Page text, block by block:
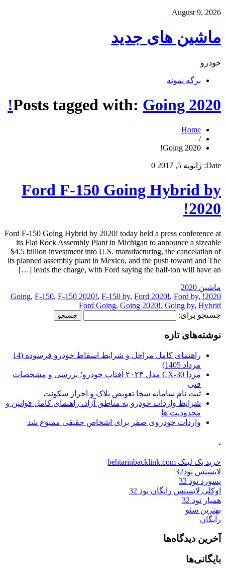
August 9, 2026
ماشین های جدید
خودرو
برگه نمونه
Posts tagged with: Going 2020!
Home
/
Going 2020!
Date: ژانویه 5, 2017 0
Ford F-150 Going Hybrid by
2020!
Ford F-150 Going Hybrid by 2020! today held a press conference at
its Flat Rock Assembly Plant in Michigan to announce a sizeable
$4.5 billion investment into U.S. manufacturing, the cancelation of
its planned assembly plant in Mexico, and the push toward and The
leads the charge, with Ford saying the half-ton will have an […]
ماشین 2020
2020! Going
, F-150, F-150 2020!, F-150 by, Ford 2020!, Ford by,
Ford Going, Going 2020!, Going by, Hybrid
جستجو برای:
نوشته‌های تازه
راهنمای کامل مراحل و شرایط اسقاط خودرو فرسوده (14
مرداد 1405)
مزدا CX-30 مدل ۲۰۲۴ آفتاب خودرو؛ بررسی و مشخصات
فنی
ثبت نام سامانه سخا تعویض پلاک و احراز سکونت
شرایط واردات خودرو به مناطق آزاد، راهنمای کامل قوانین و
محدودیت ها
واردات خودروی صفر برای اشخاص حقیقی ممنوع شد
.
خرید بک لینک behtarinbacklink.com
لایسنس نود32
پسورد نود 32
اوکلی لایسنس رایگان نود 32
همیار نود 32
بهترین سئو
رایگان
آخرین دیدگاه‌ها
بایگانی‌ها